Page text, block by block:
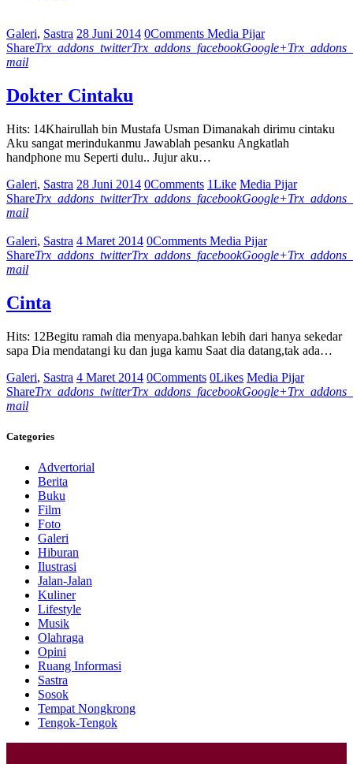
Galeri, Sastra 28 Juni 2014 0Comments Media Pijar
ShareTrx_addons_twitterTrx_addons_facebookGoogle+
mail
Dokter Cintaku
Hits: 14Khairullah bin Mustafa Usman Dimanakah dirimu cintaku
Aku sangat merindukanmu Jawablah pesanku Angkatlah
handphone mu Seperti dulu.. Jujur aku…
Galeri, Sastra 28 Juni 2014 0Comments 1Like Media Pijar
ShareTrx_addons_twitterTrx_addons_facebookGoogle+
mail
Galeri, Sastra 4 Maret 2014 0Comments Media Pijar
ShareTrx_addons_twitterTrx_addons_facebookGoogle+
mail
Cinta
Hits: 12Begitu ramah dia menyapa.bahkan lebih dari hanya sekedar
sapa Dia mendatangi ku dan juga kamu Saat dia datang,tak ada…
Galeri, Sastra 4 Maret 2014 0Comments 0Likes Media Pijar
ShareTrx_addons_twitterTrx_addons_facebookGoogle+
mail
Categories
Advertorial
Berita
Buku
Film
Foto
Galeri
Hiburan
Ilustrasi
Jalan-Jalan
Kuliner
Lifestyle
Musik
Olahraga
Opini
Ruang Informasi
Sastra
Sosok
Tempat Nongkrong
Tengok-Tengok